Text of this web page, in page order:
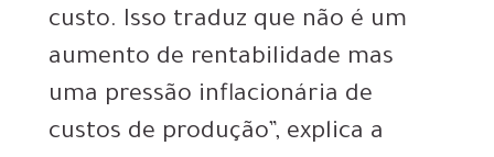
custo. Isso traduz que não é um
aumento de rentabilidade mas
uma pressão inflacionária de
custos de produção”, explica a